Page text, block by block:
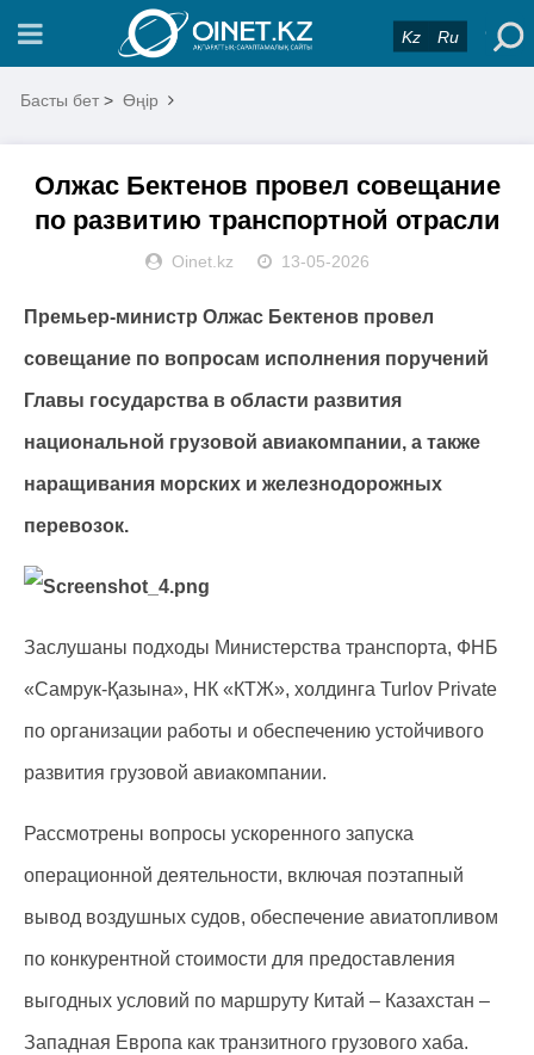
Kz Ru
Басты бет > Өңір
Олжас Бектенов провел совещание
по развитию транспортной отрасли
Oinet.kz 13-05-2026
Премьер-министр Олжас Бектенов провел
совещание по вопросам исполнения поручений
Главы государства в области развития
национальной грузовой авиакомпании, а также
наращивания морских и железнодорожных
перевозок.
Заслушаны подходы Министерства транспорта, ФНБ
«Самрук-Қазына», НК «КТЖ», холдинга Turlov Private
по организации работы и обеспечению устойчивого
развития грузовой авиакомпании.
Рассмотрены вопросы ускоренного запуска
операционной деятельности, включая поэтапный
вывод воздушных судов, обеспечение авиатопливом
по конкурентной стоимости для предоставления
выгодных условий по маршруту Китай – Казахстан –
Западная Европа как транзитного грузового хаба.